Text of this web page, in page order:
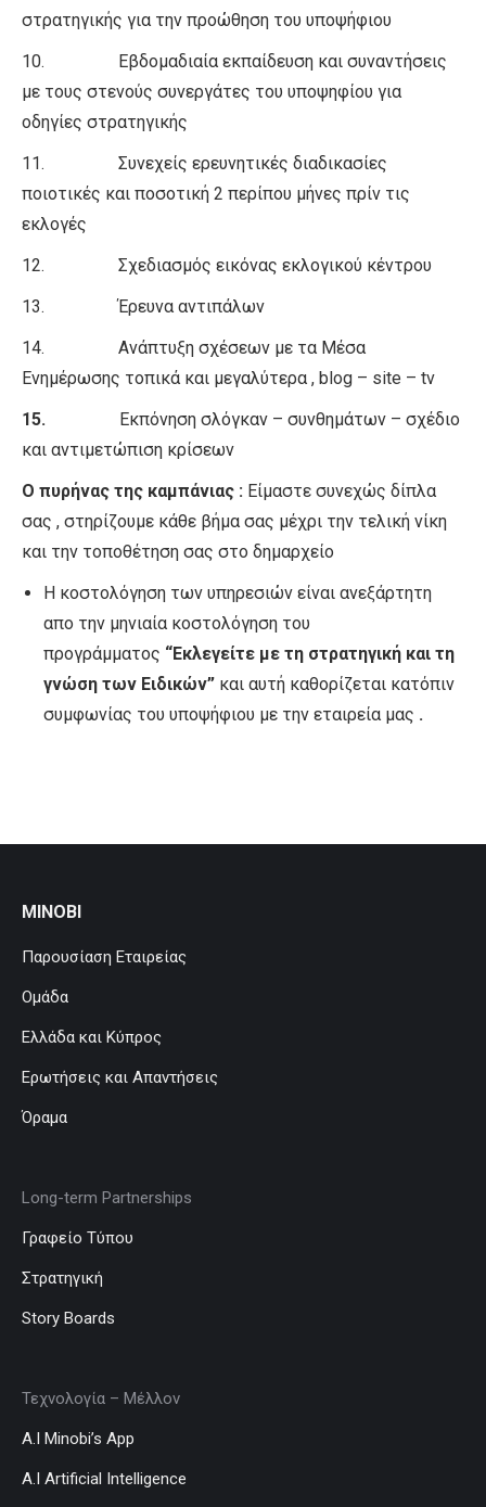
στρατηγικής για την προώθηση του υποψήφιου
10. Εβδομαδιαία εκπαίδευση και συναντήσεις
με τους στενούς συνεργάτες του υποψηφίου για
οδηγίες στρατηγικής
11. Συνεχείς ερευνητικές διαδικασίες
ποιοτικές και ποσοτική 2 περίπου μήνες πρίν τις
εκλογές
12. Σχεδιασμός εικόνας εκλογικού κέντρου
13. Έρευνα αντιπάλων
14. Ανάπτυξη σχέσεων με τα Μέσα
Ενημέρωσης τοπικά και μεγαλύτερα , blog – site – tv
15. Εκπόνηση σλόγκαν – συνθημάτων – σχέδιο
και αντιμετώπιση κρίσεων
Ο πυρήνας της καμπάνιας : Είμαστε συνεχώς δίπλα
σας , στηρίζουμε κάθε βήμα σας μέχρι την τελική νίκη
και την τοποθέτηση σας στο δημαρχείο
Η κοστολόγηση των υπηρεσιών είναι ανεξάρτητη
απο την μηνιαία κοστολόγηση του
προγράμματος “Εκλεγείτε με τη στρατηγική και τη
γνώση των Ειδικών” και αυτή καθορίζεται κατόπιν
συμφωνίας του υποψήφιου με την εταιρεία μας .
MINOBI
Παρουσίαση Εταιρείας
Ομάδα
Ελλάδα και Κύπρος
Ερωτήσεις και Απαντήσεις
Όραμα
Long-term Partnerships
Γραφείο Τύπου
Στρατηγική
Story Boards
Τεχνολογία – Μέλλον
A.I Minobi’s App
A.I Artificial Intelligence